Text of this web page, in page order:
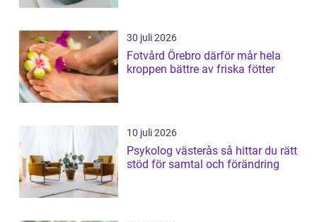
30 juli 2026
Fotvård Örebro därför mår hela
kroppen bättre av friska fötter
10 juli 2026
Psykolog västerås så hittar du rätt
stöd för samtal och förändring